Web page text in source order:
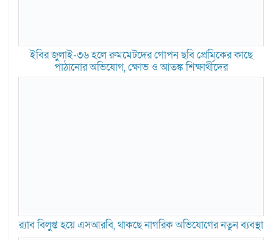
ইবির জুলাই-৩৬ হলে রুমমেটদের গোপন ছবি প্রেমিকের কাছে
পাঠানোর অভিযোগ, ক্ষোভ ও আতঙ্ক শিক্ষার্থীদের
র‍্যাব বিলুপ্ত হয়ে এসআরবি, থাকছে নাগরিক অভিযোগের নতুন ব্যবস্থা